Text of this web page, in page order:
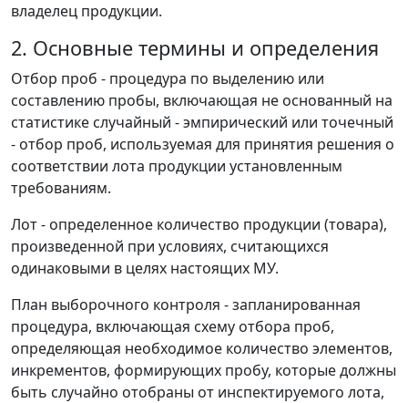
владелец продукции.
2. Основные термины и определения
Отбор проб - процедура по выделению или
составлению пробы, включающая не основанный на
статистике случайный - эмпирический или точечный
- отбор проб, используемая для принятия решения о
соответствии лота продукции установленным
требованиям.
Лот - определенное количество продукции (товара),
произведенной при условиях, считающихся
одинаковыми в целях настоящих МУ.
План выборочного контроля - запланированная
процедура, включающая схему отбора проб,
определяющая необходимое количество элементов,
инкрементов, формирующих пробу, которые должны
быть случайно отобраны от инспектируемого лота,